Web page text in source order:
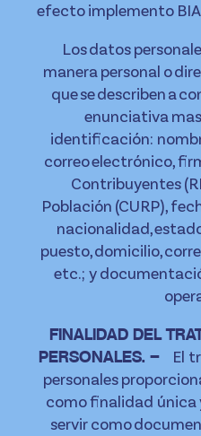
efecto implemento
Los datos
manera personal o
que se describen a
enunciativa
identificación:
correo electrónico,
Contribuyentes
Población (CURP),
nacionalidad,
puesto, domicilio,
etc.; y
FINALIDAD DEL
PERSONALES. –
El
personales
como finalidad única
servir como